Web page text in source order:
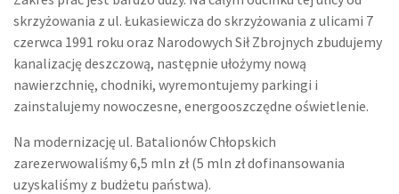
skrzyżowania z ul. Łukasiewicza do skrzyżowania z ulicami 7
czerwca 1991 roku oraz Narodowych Sił Zbrojnych zbudujemy
kanalizację deszczową, następnie ułożymy nową
nawierzchnię, chodniki, wyremontujemy parkingi i
zainstalujemy nowoczesne, energooszczędne oświetlenie.
Na modernizację ul. Batalionów Chłopskich
zarezerwowaliśmy 6,5 mln zł (5 mln zł dofinansowania
uzyskaliśmy z budżetu państwa).